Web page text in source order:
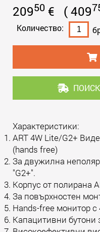
20950 € (409
Количество:
Характеристики:
ART 4W Lite/G2+
(hands free)
За двужилна
"G2+".
Корпус от полирана
За повърхностен
Hands-free монитор с
Капацитивни бутони